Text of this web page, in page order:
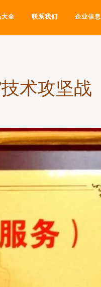
大全 联系我们 企业信息
术攻坚战